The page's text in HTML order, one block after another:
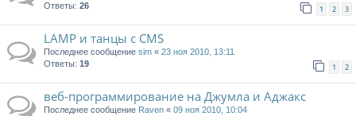
Ответы: 26 1 2 3
LAMP и танцы с CMS
Последнее сообщение sim « 23 ноя 2010, 13:11
Ответы: 19 1 2
веб-программирование на Джумла и Аджакс
Последнее сообщение Raven « 09 ноя 2010, 10:04